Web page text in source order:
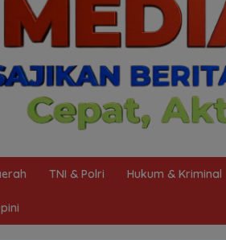
TNI & Polri Hukum & Kriminal